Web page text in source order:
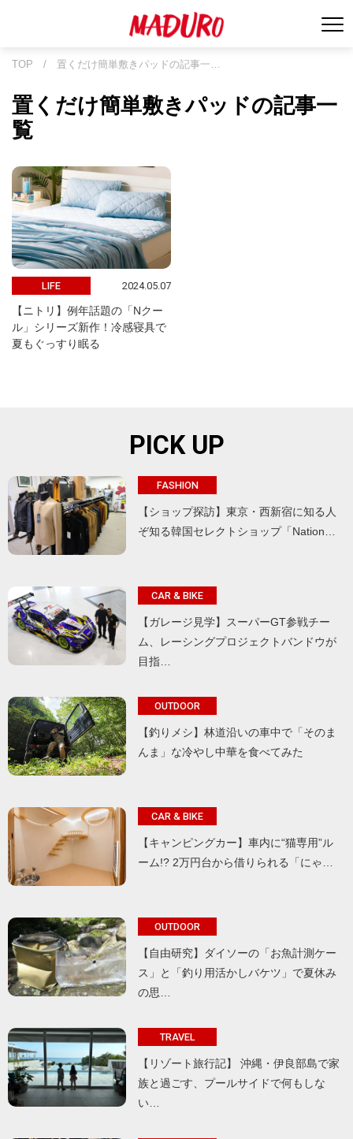
TOP / 置くだけ簡単敷きパッドの記事一…
置くだけ簡単敷きパッドの記事一
覧
LIFE 2024.05.07
【ニトリ】例年話題の「Nクー
ル」シリーズ新作！冷感寝具で
夏もぐっすり眠る
PICK UP
FASHION
【ショップ探訪】東京・西新宿に知る人
ぞ知る韓国セレクトショップ「Nation…
CAR & BIKE
【ガレージ見学】スーパーGT参戦チー
ム、レーシングプロジェクトバンドウが
目指…
OUTDOOR
【釣りメシ】林道沿いの車中で「そのま
んま」な冷やし中華を食べてみた
CAR & BIKE
【キャンピングカー】車内に“猫専用”ル
ーム!? 2万円台から借りられる「にゃ…
OUTDOOR
【自由研究】ダイソーの「お魚計測ケー
ス」と「釣り用活かしバケツ」で夏休み
の思…
TRAVEL
【リゾート旅行記】 沖縄・伊良部島で家
族と過ごす、プールサイドで何もしな
い…